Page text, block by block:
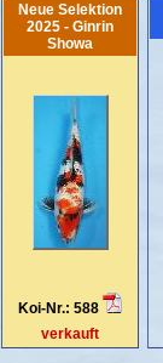
Neue Selektion
2025 - Ginrin
Showa
Koi-Nr.: 588
verkauft